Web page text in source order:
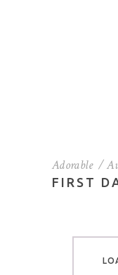
Adorable
FIRST